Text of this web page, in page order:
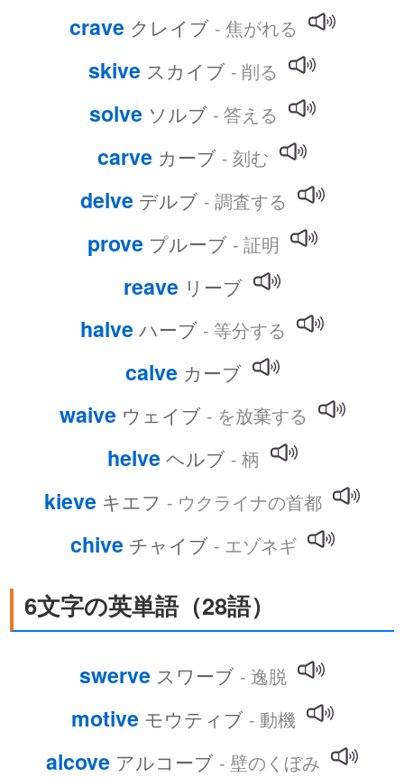
crave クレイブ - 焦がれる
skive スカイブ - 削る
solve ソルブ - 答える
carve カーブ - 刻む
delve デルブ - 調査する
prove プルーブ - 証明
reave リーブ
halve ハーブ - 等分する
calve カーブ
waive ウェイブ - を放棄する
helve ヘルブ - 柄
kieve キエフ - ウクライナの首都
chive チャイブ - エゾネギ
6文字の英単語（28語）
swerve スワーブ - 逸脱
motive モウティブ - 動機
alcove アルコーブ - 壁のくぼみ